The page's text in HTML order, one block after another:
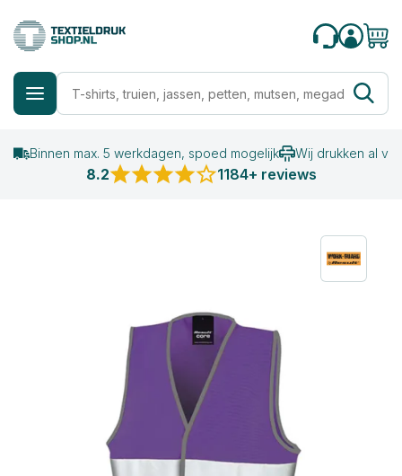
Binnen max. 5 werkdagen, spoed mogelijk Wij drukken al
8.2 1184+ reviews